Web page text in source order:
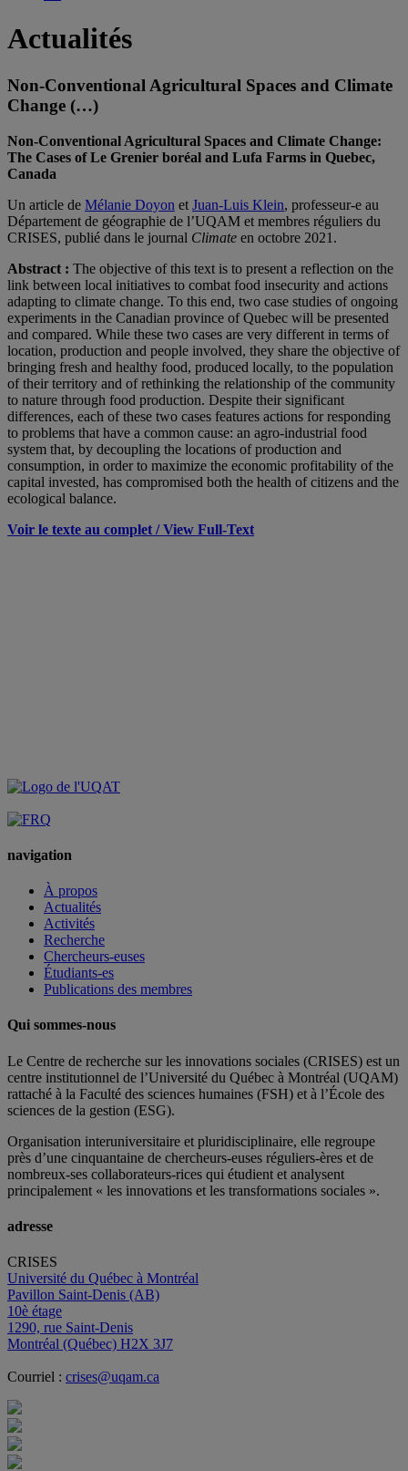
Actualités
Non-Conventional Agricultural Spaces and Climate
Change (…)
Non-Conventional Agricultural Spaces and Climate Change:
The Cases of Le Grenier boréal and Lufa Farms in Quebec,
Canada
Un article de Mélanie Doyon et Juan-Luis Klein, professeur-e au
Département de géographie de l’UQAM et membres réguliers du
CRISES, publié dans le journal Climate en octobre 2021.
Abstract : The objective of this text is to present a reflection on the
link between local initiatives to combat food insecurity and actions
adapting to climate change. To this end, two case studies of ongoing
experiments in the Canadian province of Quebec will be presented
and compared. While these two cases are very different in terms of
location, production and people involved, they share the objective of
bringing fresh and healthy food, produced locally, to the population
of their territory and of rethinking the relationship of the community
to nature through food production. Despite their significant
differences, each of these two cases features actions for responding
to problems that have a common cause: an agro-industrial food
system that, by decoupling the locations of production and
consumption, in order to maximize the economic profitability of the
capital invested, has compromised both the health of citizens and the
ecological balance.
Voir le texte au complet /View Full-Text
navigation
À propos
Actualités
Activités
Recherche
Chercheurs-euses
Étudiants-es
Publications des membres
Qui sommes-nous
Le Centre de recherche sur les innovations sociales (CRISES) est un
centre institutionnel de l’Université du Québec à Montréal (UQAM)
rattaché à la Faculté des sciences humaines (FSH) et à l’École des
sciences de la gestion (ESG).
Organisation interuniversitaire et pluridisciplinaire, elle regroupe
près d’une cinquantaine de chercheurs-euses réguliers-ères et de
nombreux-ses collaborateurs-rices qui étudient et analysent
principalement « les innovations et les transformations sociales ».
adresse
CRISES
Université du Québec à Montréal
Pavillon Saint-Denis (AB)
10è étage
1290, rue Saint-Denis
Montréal (Québec) H2X 3J7
Courriel : crises@uqam.ca